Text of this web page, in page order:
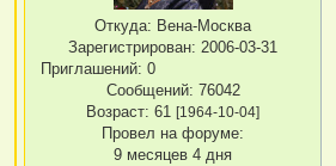
Откуда: Вена-Москва
Зарегистрирован: 2006-03-31
Приглашений: 0
Сообщений: 76042
Возраст: 61[1964-10-04]
Провел на форуме:
9 месяцев 4 дня